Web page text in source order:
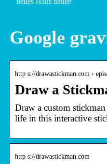
Google
http s://drawastickman.com ›
Draw a
Draw a custom
life in this interactive
http s://drawastickman.com